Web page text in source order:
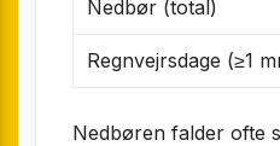
Nedbør (total)
Regnvejrsdage (≥1
Nedbøren falder ofte